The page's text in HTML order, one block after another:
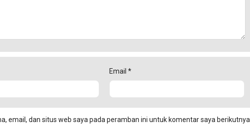
Email *
email, dan situs web saya pada peramban ini untuk komentar saya berikutnya.